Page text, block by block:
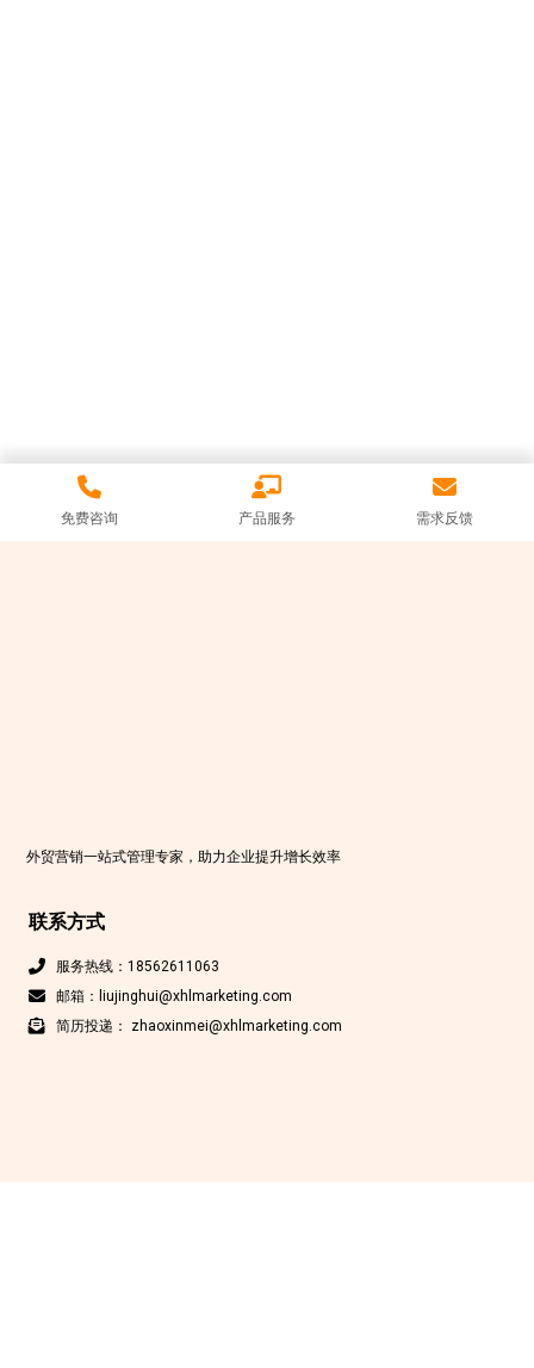
免费咨询 产品服务 需求反馈
外贸营销一站式管理专家，助力企业提升增长效率
联系方式
服务热线：18562611063
邮箱：liujinghui@xhlmarketing.com
简历投递： zhaoxinmei@xhlmarketing.com